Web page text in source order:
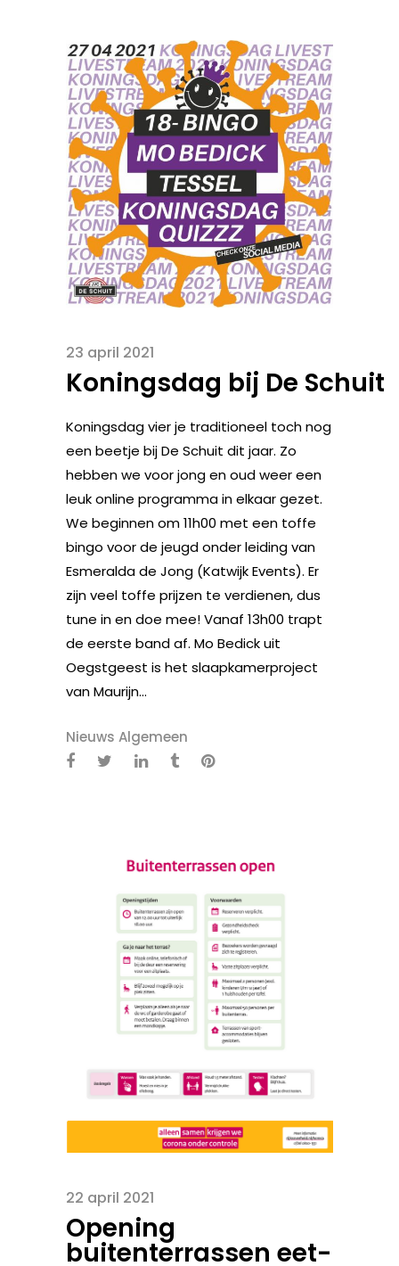
23 april 2021
Koningsdag bij De Schuit
Koningsdag vier je traditioneel toch nog
een beetje bij De Schuit dit jaar. Zo
hebben we voor jong en oud weer een
leuk online programma in elkaar gezet.
We beginnen om 11h00 met een toffe
bingo voor de jeugd onder leiding van
Esmeralda de Jong (Katwijk Events). Er
zijn veel toffe prijzen te verdienen, dus
tune in en doe mee! Vanaf 13h00 trapt
de eerste band af. Mo Bedick uit
Oegstgeest is het slaapkamerproject
van Maurijn...
Nieuws Algemeen
22 april 2021
Opening
buitenterrassen eet-